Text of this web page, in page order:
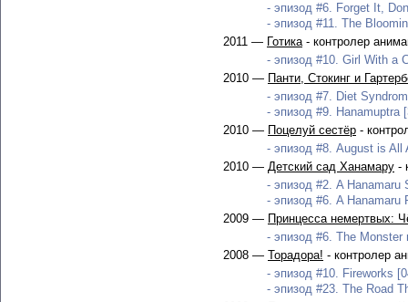
- эпизод #6. Forget It,
- эпизод #11. The
2011 — Готика- контролер
- эпизод #10. Girl With a
2010 — Панти, Стокинг и
- эпизод #7. Diet
- эпизод #9. Hanamuptra
2010 — Поцелуй сестёр -
- эпизод #8. August is All
2010 — Детский сад Ханамару -
- эпизод #2. A Hanamaru
- эпизод #6. A Hanamaru
2009 — Принцесса немертвых:
- эпизод #6. The Monster
2008 — Торадора! - контролер
- эпизод #10. Fireworks
- эпизод #23. The Road